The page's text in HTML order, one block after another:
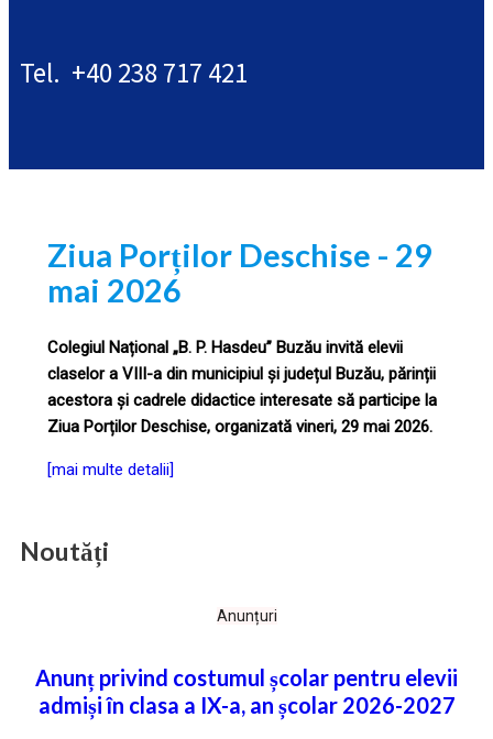
Tel. +40 238 717 421
Ziua Porților Deschise - 29
mai 2026
Colegiul Național „B. P. Hasdeu” Buzău invită elevii
claselor a VIII-a din municipiul și județul Buzău, părinții
acestora și cadrele didactice interesate să participe la
Ziua Porților Deschise, organizată vineri, 29 mai 2026.
[mai multe detalii]
Noutăți
Anunțuri
Anunț privind costumul școlar pentru elevii
admiși în clasa a IX-a, an școlar 2026-2027